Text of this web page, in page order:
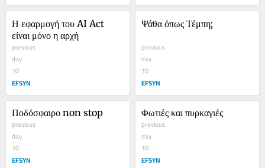
Η εφαρμογή του AI Act
είναι μόνο η αρχή
previous
day
10
EFSYN
Ψάθα όπως Τέμπη;
previous
day
10
EFSYN
Ποδόσφαιρο non stop
previous
day
10
EFSYN
Φωτιές και πυρκαγιές
previous
day
10
EFSYN